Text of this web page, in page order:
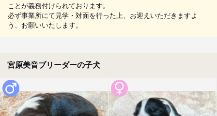
ことが義務付けられております。
必ず事業所にて見学・対面を行った上、お迎えいただきますよ
う、お願いいたします。
宮原美音ブリーダーの子犬